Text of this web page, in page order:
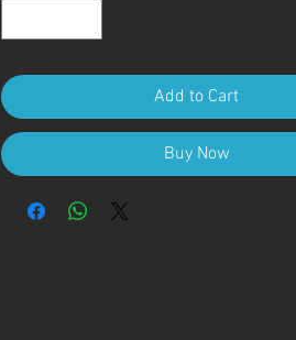
Add to Cart
Buy Now